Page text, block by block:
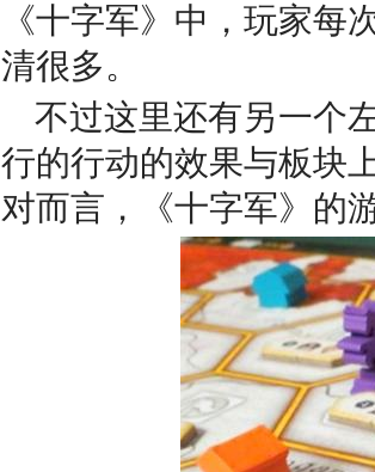
《十字军》中，玩家
清很多。
不过这里还有另一
行的行动的效果与板块
对而言，《十字军》的